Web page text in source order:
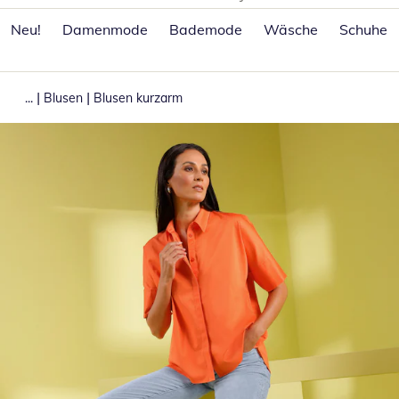
Neu!
Damenmode Bademode Wäsche Schuhe
... | Blusen | Blusen kurzarm